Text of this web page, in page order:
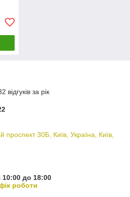
за рік
проспект 30Б, Київ, Україна, Київ,
10:00 до 18:00
роботи